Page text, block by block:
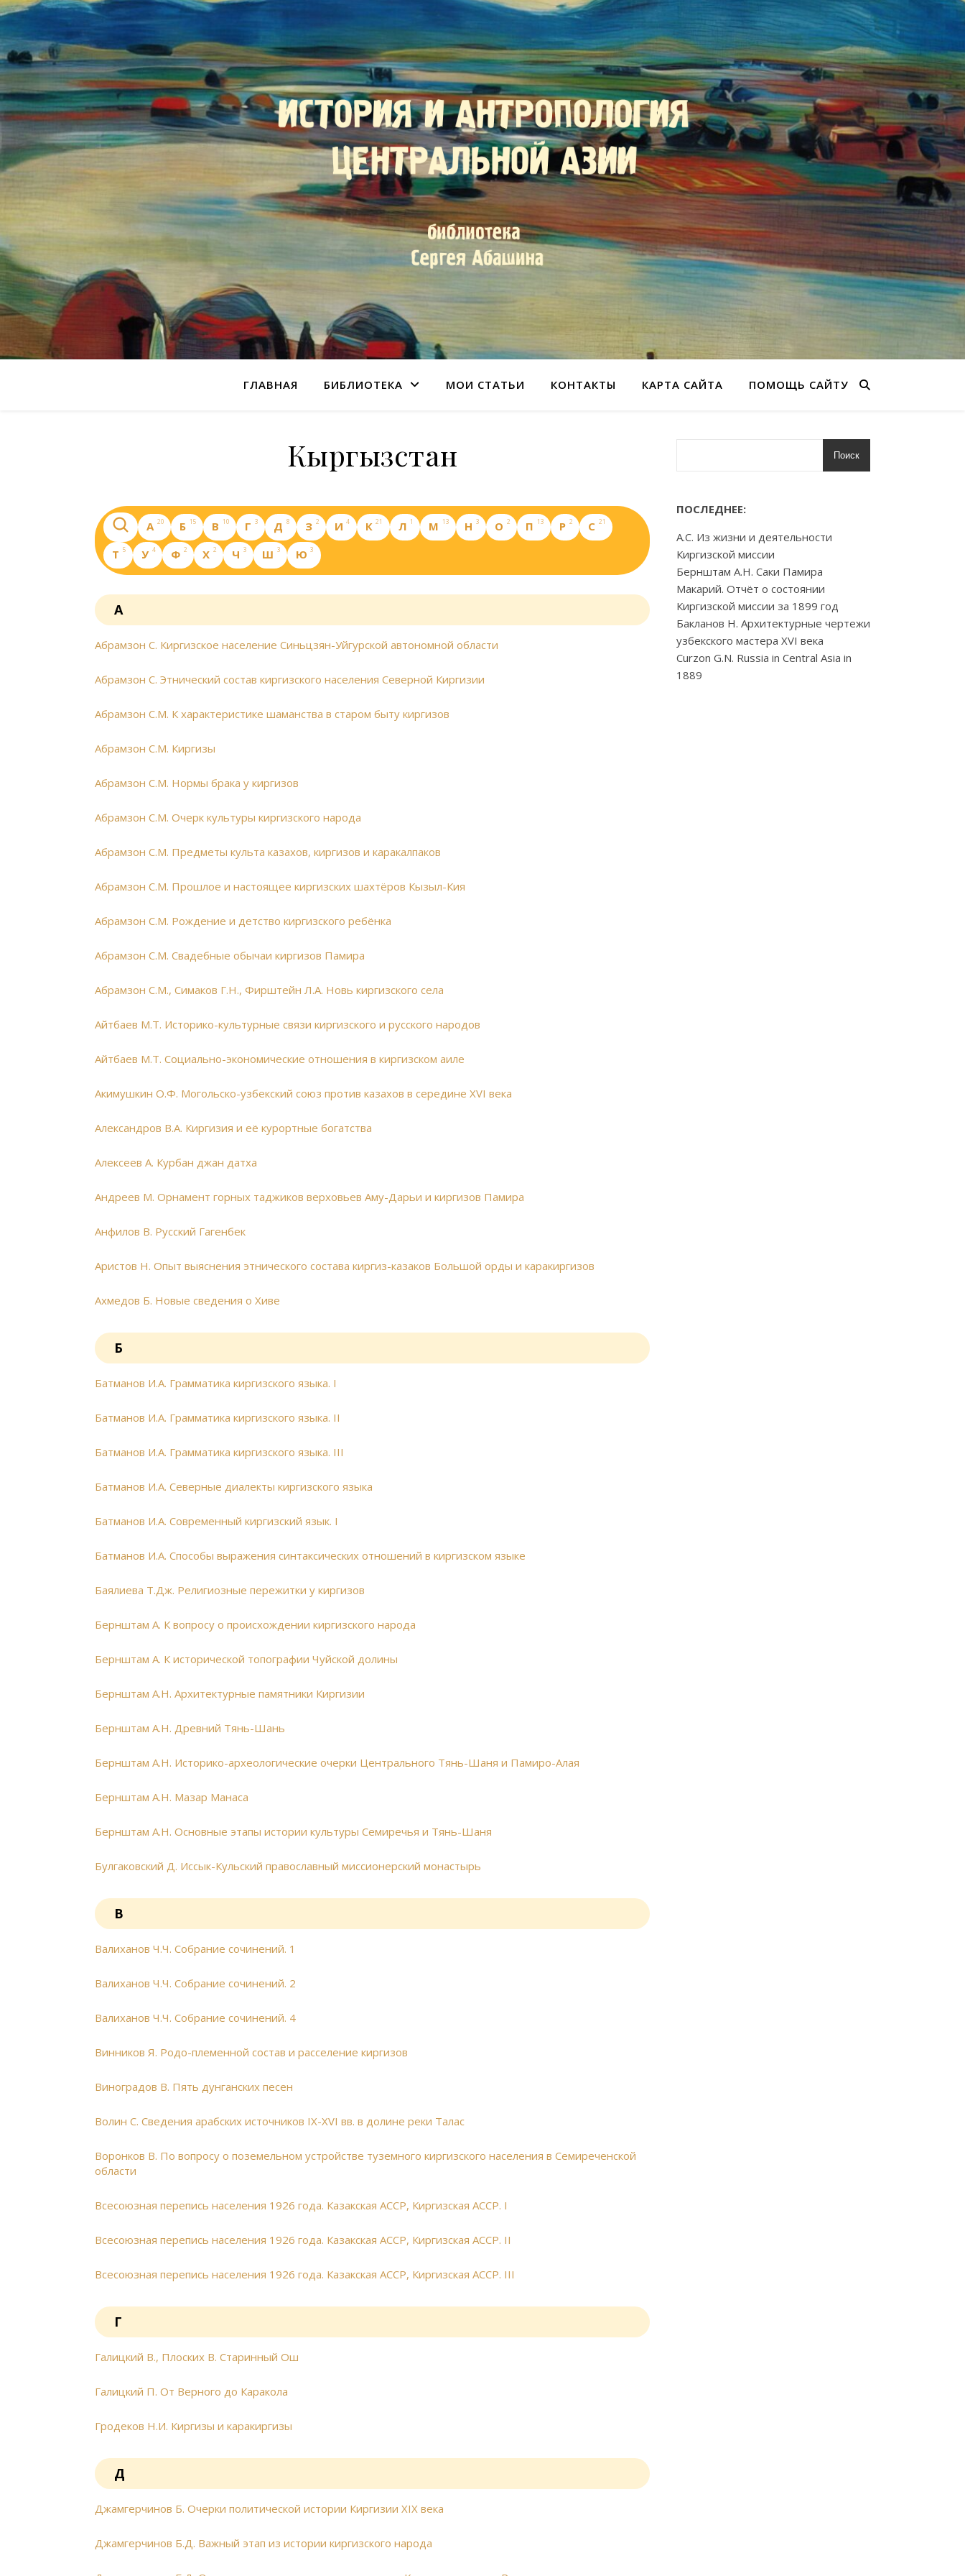
ГЛАВНАЯ БИБЛИОТЕКА МОИ СТАТЬИ КОНТАКТЫ КАРТА САЙТА ПОМОЩЬ САЙТУ
Кыргызстан
А 20 Б 15 В 10 Г 3 Д 8 З 2 И 4 К 21 Л 1 М 13 Н 3 О 2 П 13 Р 2 С 21
Т 5 У 4 Ф 2 Х 2 Ч 3 Ш 3 Ю 3
А
Абрамзон С. Киргизское население Синьцзян-Уйгурской автономной области
Абрамзон С. Этнический состав киргизского населения Северной Киргизии
Абрамзон С.М. К характеристике шаманства в старом быту киргизов
Абрамзон С.М. Киргизы
Абрамзон С.М. Нормы брака у киргизов
Абрамзон С.М. Очерк культуры киргизского народа
Абрамзон С.М. Предметы культа казахов, киргизов и каракалпаков
Абрамзон С.М. Прошлое и настоящее киргизских шахтёров Кызыл-Кия
Абрамзон С.М. Рождение и детство киргизского ребёнка
Абрамзон С.М. Свадебные обычаи киргизов Памира
Абрамзон С.М., Симаков Г.Н., Фирштейн Л.А. Новь киргизского села
Айтбаев М.Т. Историко-культурные связи киргизского и русского народов
Айтбаев М.Т. Социально-экономические отношения в киргизском аиле
Акимушкин О.Ф. Могольско-узбекский союз против казахов в середине XVI века
Александров В.А. Киргизия и её курортные богатства
Алексеев А. Курбан джан датха
Андреев М. Орнамент горных таджиков верховьев Аму-Дарьи и киргизов Памира
Анфилов В. Русский Гагенбек
Аристов Н. Опыт выяснения этнического состава киргиз-казаков Большой орды и каракиргизов
Ахмедов Б. Новые сведения о Хиве
Б
Батманов И.А. Грамматика киргизского языка. I
Батманов И.А. Грамматика киргизского языка. II
Батманов И.А. Грамматика киргизского языка. III
Батманов И.А. Северные диалекты киргизского языка
Батманов И.А. Современный киргизский язык. I
Батманов И.А. Способы выражения синтаксических отношений в киргизском языке
Баялиева Т.Дж. Религиозные пережитки у киргизов
Бернштам А. К вопросу о происхождении киргизского народа
Бернштам А. К исторической топографии Чуйской долины
Бернштам А.Н. Архитектурные памятники Киргизии
Бернштам А.Н. Древний Тянь-Шань
Бернштам А.Н. Историко-археологические очерки Центрального Тянь-Шаня и Памиро-Алая
Бернштам А.Н. Мазар Манаса
Бернштам А.Н. Основные этапы истории культуры Семиречья и Тянь-Шаня
Булгаковский Д. Иссык-Кульский православный миссионерский монастырь
В
Валиханов Ч.Ч. Собрание сочинений. 1
Валиханов Ч.Ч. Собрание сочинений. 2
Валиханов Ч.Ч. Собрание сочинений. 4
Винников Я. Родо-племенной состав и расселение киргизов
Виноградов В. Пять дунганских песен
Волин С. Сведения арабских источников IX-XVI вв. в долине реки Талас
Воронков В. По вопросу о поземельном устройстве туземного киргизского населения в Семиреченской
области
Всесоюзная перепись населения 1926 года. Казакская АССР, Киргизская АССР. I
Всесоюзная перепись населения 1926 года. Казакская АССР, Киргизская АССР. II
Всесоюзная перепись населения 1926 года. Казакская АССР, Киргизская АССР. III
Г
Галицкий В., Плоских В. Старинный Ош
Галицкий П. От Верного до Каракола
Гродеков Н.И. Киргизы и каракиргизы
Д
Джамгерчинов Б. Очерки политической истории Киргизии XIX века
Джамгерчинов Б.Д. Важный этап из истории киргизского народа
Поиск
ПОСЛЕДНЕЕ:
А.С. Из жизни и деятельности
Киргизской миссии
Бернштам А.Н. Саки Памира
Макарий. Отчёт о состоянии
Киргизской миссии за 1899 год
Бакланов Н. Архитектурные чертежи
узбекского мастера XVI века
Curzon G.N. Russia in Central Asia in
1889